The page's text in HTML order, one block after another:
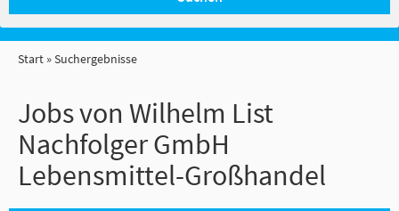
Start Suchergebnisse
Jobs von Wilhelm List
Nachfolger GmbH
Lebensmittel-Großhandel